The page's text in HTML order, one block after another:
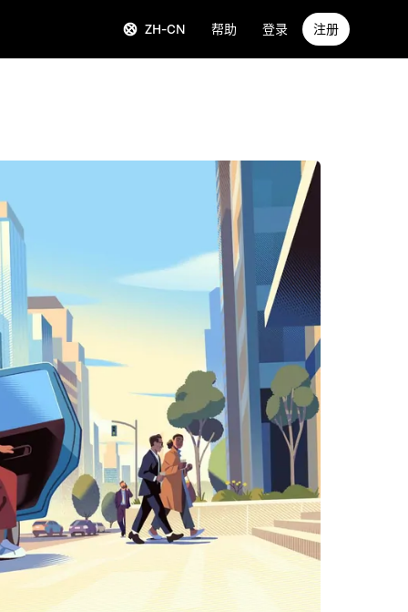
ZH-CN 帮助 登录 注册